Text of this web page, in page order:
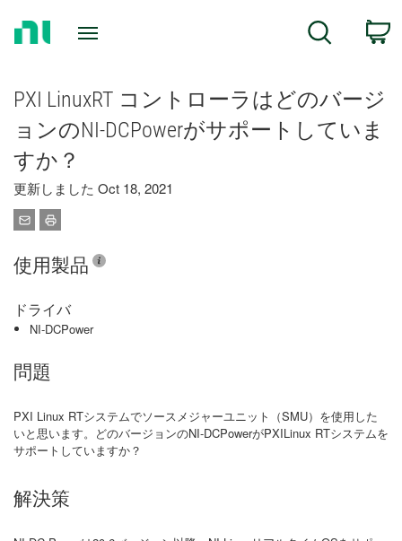
Search
PXI LinuxRT コントローラはどのバージ
ョンのNI-DCPowerがサポートしていま
すか？
更新しました Oct 18, 2021
使用製品
ドライバ
NI-DCPower
問題
PXI Linux RTシステムでソースメジャーユニット（SMU）を使用した
いと思います。どのバージョンのNI-DCPowerがPXILinux RTシステムを
サポートしていますか？
解決策